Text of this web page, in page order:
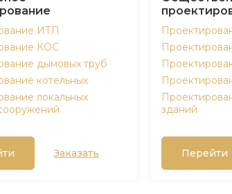
ИТП
КОС
дымовых труб
котельных
локальных
Заказать
зданий
Перейти